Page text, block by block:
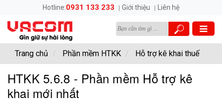
Hotline:0931 133 233 Giới thiệu Liên hệ
Trang chủ Phần mềm HTKK Hỗ trợ kê khai thuế
HTKK 5.6.8 - Phần mềm Hỗ trợ kê
khai mới nhất